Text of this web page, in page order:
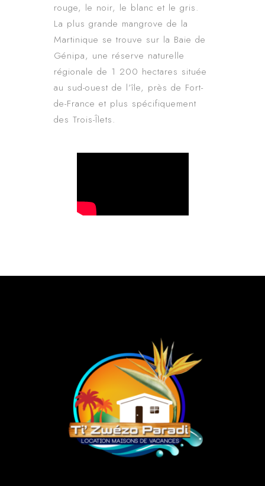
rouge, le noir, le blanc et le gris.
La plus grande mangrove de la
Martinique se trouve sur la Baie de
Génipa, une réserve naturelle
régionale de 1 200 hectares située
au sud-ouest de l’île, près de Fort-
de-France et plus spécifiquement
des Trois-Îlets.